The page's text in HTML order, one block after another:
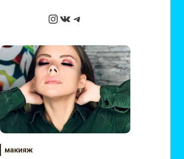
Instagram
ВКонтакте
Telegram
макияж